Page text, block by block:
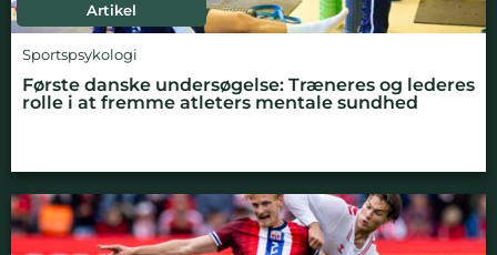
Artikel
Sportspsykologi
Første danske undersøgelse: Træneres og lederes
rolle i at fremme atleters mentale sundhed